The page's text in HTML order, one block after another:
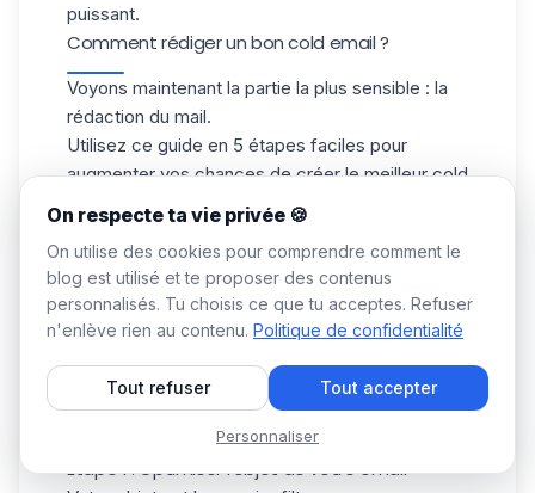
puissant.
Comment rédiger un bon cold email ?
Voyons maintenant la partie la plus sensible : la
rédaction du mail.
Utilisez ce guide en 5 étapes faciles pour
augmenter vos chances de créer le meilleur cold
email de tous les temps grâce au copywriting et
à l'optimisation technique.
💡
Pour rappel,un cold mailefficace doit
être : lisible, personnalisé, centré sur le
Étape 1 : Optimiser l'objet de votre email
On respecte ta vie privée 🍪
On utilise des cookies pour comprendre comment le
blog est utilisé et te proposer des contenus
personnalisés. Tu choisis ce que tu acceptes. Refuser
n'enlève rien au contenu. Politique de confidentialité
Tout refuser Tout accepter
Personnaliser